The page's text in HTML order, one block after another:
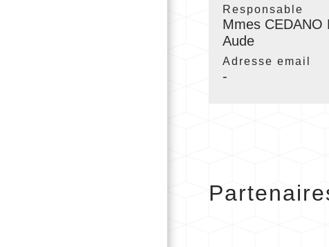
Responsable
Mmes CEDANO
Aude
Adresse email
-